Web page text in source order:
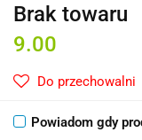
Brak towaru
9.00
Do przechowalni
Powiadom gdy